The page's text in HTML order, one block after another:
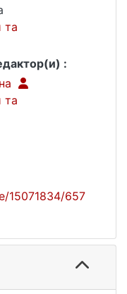
та
:
та
15071834/657